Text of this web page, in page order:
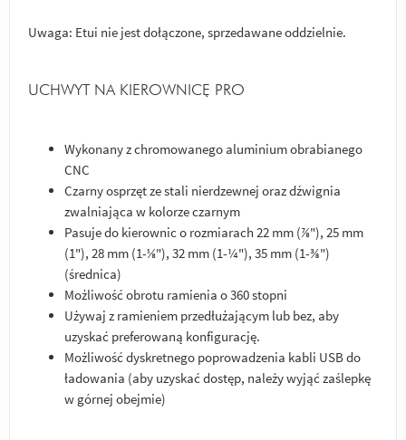
Uwaga: Etui nie jest dołączone, sprzedawane oddzielnie.
UCHWYT NA KIEROWNICĘ PRO
Wykonany z chromowanego aluminium obrabianego
CNC
Czarny osprzęt ze stali nierdzewnej oraz dźwignia
zwalniająca w kolorze czarnym
Pasuje do kierownic o rozmiarach 22 mm (⅞"), 25 mm
(1"), 28 mm (1-⅛"), 32 mm (1-¼"), 35 mm (1-⅜")
(średnica)
Możliwość obrotu ramienia o 360 stopni
Używaj z ramieniem przedłużającym lub bez, aby
uzyskać preferowaną konfigurację.
Możliwość dyskretnego poprowadzenia kabli USB do
ładowania (aby uzyskać dostęp, należy wyjąć zaślepkę
w górnej obejmie)